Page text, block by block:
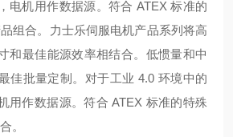
电机用作数据源。符合 ATEX 标准的
组合。 力士乐伺服电机产品系列将高
和最佳能源效率相结合。低惯量和中
佳批量定制。对于工业 4.0 环境中的
用作数据源。符合 ATEX 标准的特殊
。